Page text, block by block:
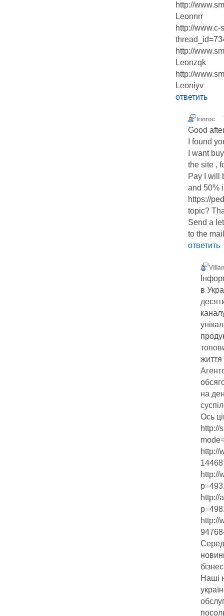
http://
Leonnrr
http://
http://
Leonzqk
http://
Leoniyv
ответить
Irinroc
Good
I found
I want
the site ,
Pay I will
and 50%
https://
topic?
Send a
to the
ответить
в
життя
на
Ось
http://
http://
http://
http://
http://
Серед
Наші